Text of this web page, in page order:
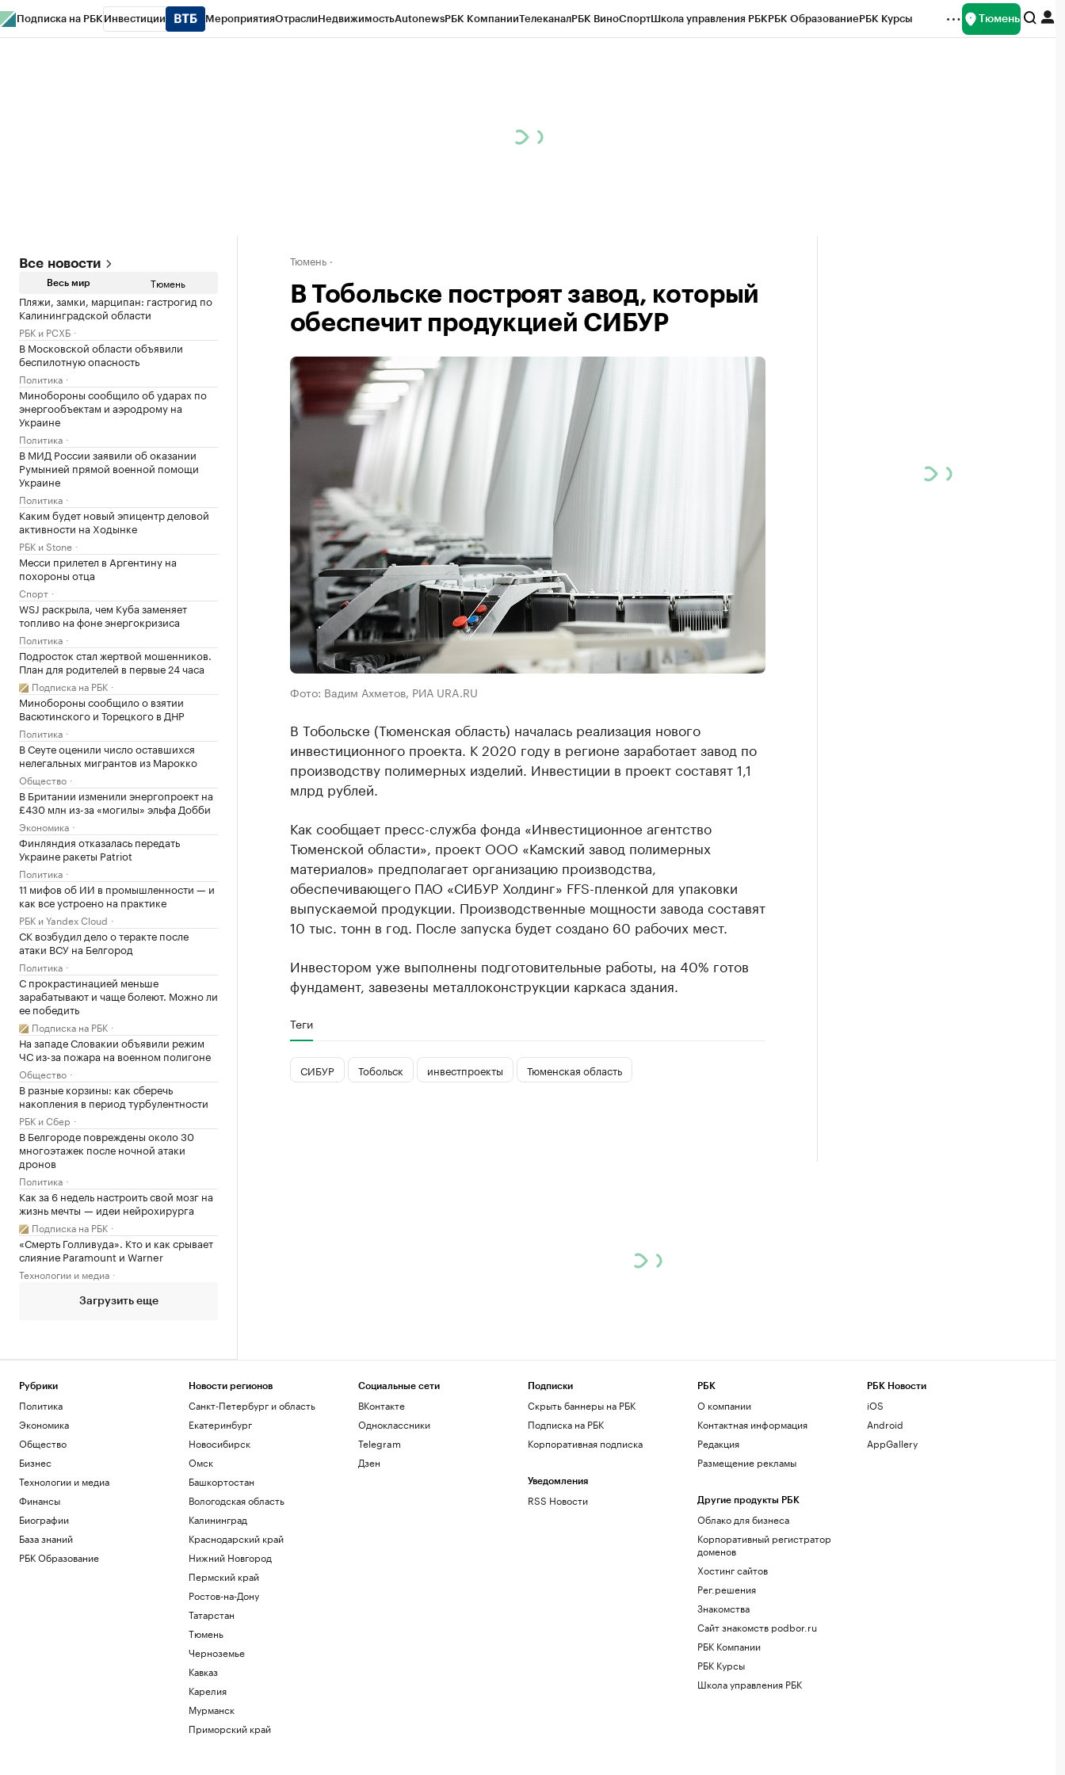
Подписка на РБК Инвестиции МероприятияОтраслиНедвижимостьAutonewsРБК КомпанииТелеканалРБК ВиноСпортШкола управления РБКРБК ОбразованиеРБК Курсы Тюмень
Все новости
Весь мир Тюмень
Пляжи, замки, марципан: гастрогид по
Калининградской области
РБК и РСХБ
В Московской области объявили
беспилотную опасность
Политика
Минобороны сообщило об ударах по
энергообъектам и аэродрому на
Украине
Политика
В МИД России заявили об оказании
Румынией прямой военной помощи
Украине
Политика
Каким будет новый эпицентр деловой
активности на Ходынке
РБК и Stone
Месси прилетел в Аргентину на
похороны отца
Спорт
WSJ раскрыла, чем Куба заменяет
топливо на фоне энергокризиса
Политика
Подросток стал жертвой мошенников.
План для родителей в первые 24 часа
Подписка на РБК
Минобороны сообщило о взятии
Васютинского и Торецкого в ДНР
Политика
В Сеуте оценили число оставшихся
нелегальных мигрантов из Марокко
Общество
В Британии изменили энергопроект на
£430 млн из-за «могилы» эльфа Добби
Экономика
Финляндия отказалась передать
Украине ракеты Patriot
Политика
11 мифов об ИИ в промышленности — и
как все устроено на практике
РБК и Yandex Cloud
СК возбудил дело о теракте после
атаки ВСУ на Белгород
Политика
С прокрастинацией меньше
зарабатывают и чаще болеют. Можно ли
ее победить
Подписка на РБК
На западе Словакии объявили режим
ЧС из-за пожара на военном полигоне
Общество
В разные корзины: как сберечь
накопления в период турбулентности
РБК и Сбер
В Белгороде повреждены около 30
многоэтажек после ночной атаки
дронов
Политика
Как за 6 недель настроить свой мозг на
жизнь мечты — идеи нейрохирурга
Подписка на РБК
«Смерть Голливуда». Кто и как срывает
слияние Paramount и Warner
Технологии и медиа
Загрузить еще
Тюмень
В Тобольске построят завод, который
обеспечит продукцией СИБУР
Фото: Вадим Ахметов, РИА URA.RU
В Тобольске (Тюменская область) началась реализация нового
инвестиционного проекта. К 2020 году в регионе заработает завод по
производству полимерных изделий. Инвестиции в проект составят 1,1
млрд рублей.
Как сообщает пресс-служба фонда «Инвестиционное агентство
Тюменской области», проект ООО «Камский завод полимерных
материалов» предполагает организацию производства,
обеспечивающего ПАО «СИБУР Холдинг» FFS-пленкой для упаковки
выпускаемой продукции. Производственные мощности завода составят
10 тыс. тонн в год. После запуска будет создано 60 рабочих мест.
Инвестором уже выполнены подготовительные работы, на 40% готов
фундамент, завезены металлоконструкции каркаса здания.
Теги
СИБУР Тобольск инвестпроекты Тюменская область
Рубрики
Политика
Экономика
Общество
Бизнес
Технологии и медиа
Финансы
Биографии
База знаний
РБК Образование
Новости регионов
Санкт-Петербург и область
Екатеринбург
Новосибирск
Омск
Башкортостан
Вологодская область
Калининград
Краснодарский край
Нижний Новгород
Пермский край
Ростов-на-Дону
Татарстан
Тюмень
Черноземье
Кавказ
Карелия
Мурманск
Приморский край
Социальные сети
ВКонтакте
Одноклассники
Telegram
Дзен
Подписки
Скрыть баннеры на РБК
Подписка на РБК
Корпоративная подписка
Уведомления
RSS Новости
РБК
О компании
Контактная информация
Редакция
Размещение рекламы
Другие продукты РБК
Облако для бизнеса
Корпоративный регистратор
доменов
Хостинг сайтов
Рег.решения
Знакомства
Сайт знакомств podbor.ru
РБК Компании
РБК Курсы
Школа управления РБК
РБК Новости
iOS
Android
AppGallery